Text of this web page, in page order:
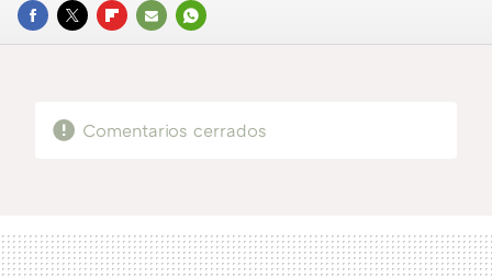
FACEBOOK
TWITTERFLIPBOARD
E-
WHATSAPP
Comentarios cerrados